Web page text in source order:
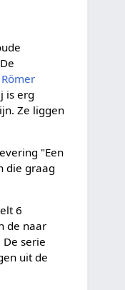
is erg
Ze liggen
"Een
die graag
6
de naar
serie
uit de